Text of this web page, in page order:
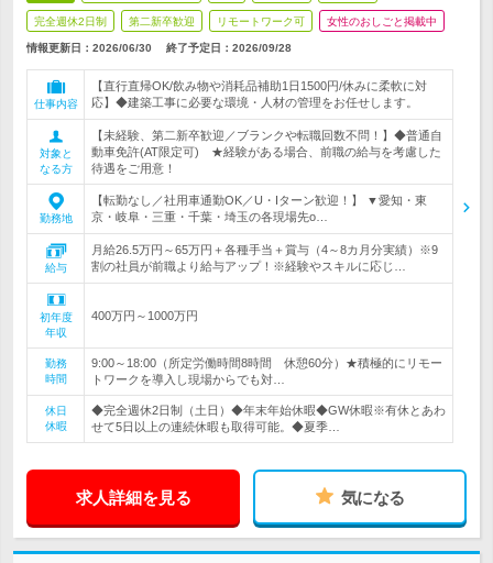
完全週休2日制 第二新卒歓迎 リモートワーク可 女性のおしごと掲載中
情報更新日：2026/06/30 終了予定日： 2026/09/28
仕事内容
【直行直帰OK/飲み物や消耗品補助1日1500円/休みに柔軟に対
応】◆建築工事に必要な環境・人材の管理をお任せします。
対象と
なる方
【未経験、第二新卒歓迎／ブランクや転職回数不問！】◆普通自
動車免許(AT限定可) ★経験がある場合、前職の給与を考慮した
待遇をご用意！
勤務地
【転勤なし／社用車通勤OK／U・Iターン歓迎！】 ▼愛知・東
京・岐阜・三重・千葉・埼玉の各現場先o…
給与
月給26.5万円～65万円＋各種手当＋賞与（4～8カ月分実績）※9
割の社員が前職より給与アップ！※経験やスキルに応じ…
初年度
年収
400万円～1000万円
勤務
時間
9:00～18:00（所定労働時間8時間 休憩60分）★積極的にリモー
トワークを導入し現場からでも対…
休日
休暇
◆完全週休2日制（土日）◆年末年始休暇◆GW休暇※有休とあわ
せて5日以上の連続休暇も取得可能。◆夏季…
求人詳細を見る 気になる